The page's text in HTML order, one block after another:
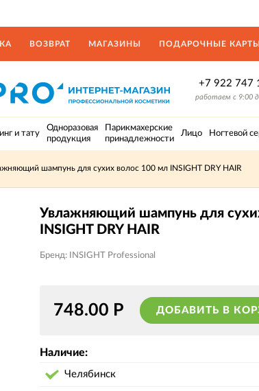
ВОЗВРАТ МАГАЗИНЫ ПОДАРОЧНЫЕ КАРТЫ
+7 922 747
работаем с 9:00
и тату
Одноразовая
продукция
Парикмахерские
принадлежности
Лицо Ногтевой
шампунь для сухих волос 100 мл INSIGHT DRY HAIR
Увлажняющий шампунь для
INSIGHT DRY HAIR
Бренд: INSIGHT Professional
748.00 Р ДОБАВИТЬ В
Наличие:
Челябинск